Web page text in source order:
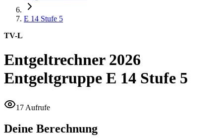
E 14 Stufe 5
TV-L
Entgeltrechner 2026
Entgeltgruppe E 14 Stufe 5
17 Aufrufe
Deine Berechnung